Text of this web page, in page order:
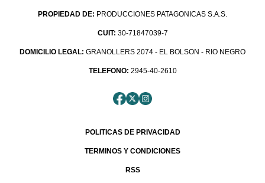
PROPIEDAD DE: PRODUCCIONES PATAGONICAS S.A.S.
CUIT: 30-71847039-7
DOMICILIO LEGAL: GRANOLLERS 2074 - EL BOLSON - RIO NEGRO
TELEFONO: 2945-40-2610
POLITICAS DE PRIVACIDAD
TERMINOS Y CONDICIONES
RSS